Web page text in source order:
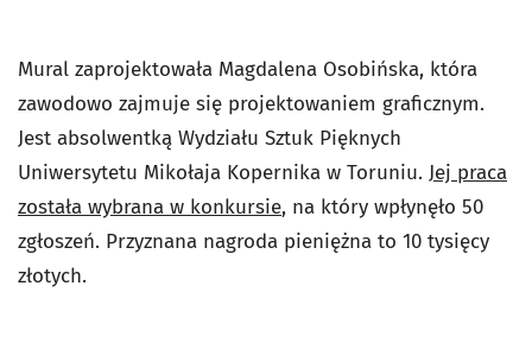
Mural zaprojektowała Magdalena Osobińska, która
zawodowo zajmuje się projektowaniem graficznym.
Jest absolwentką Wydziału Sztuk Pięknych
Uniwersytetu Mikołaja Kopernika w Toruniu. Jej praca
została wybrana w konkursie, na który wpłynęło 50
zgłoszeń. Przyznana nagroda pieniężna to 10 tysięcy
złotych.